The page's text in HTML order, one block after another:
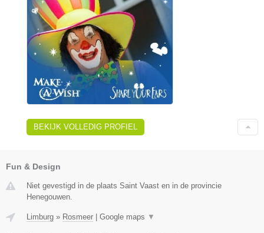
BEKIJK VOLLEDIG PROFIEL
Fun & Design
Niet gevestigd in de plaats Saint Vaast en in de provincie
Henegouwen.
Limburg » Rosmeer | Google maps ▼